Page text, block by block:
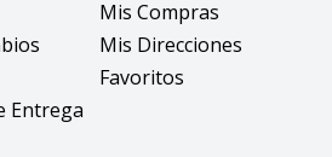
Entrega
Mis Compras
Mis Direcciones
Favoritos